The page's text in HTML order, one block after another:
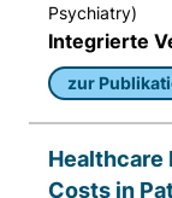
Psychiatry)
Integrierte
zur
Healthcare
Costs in